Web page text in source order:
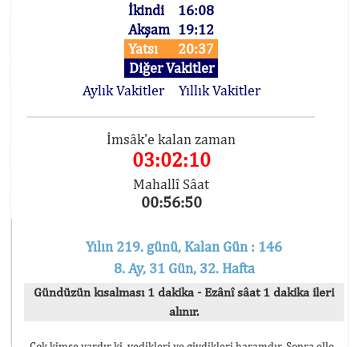
İkindi
16:08
Akşam 19:12
Yatsı
20:37
Diğer Vakitler
Aylık Vakitler
Yıllık Vakitler
İmsâk'e kalan zaman
03:02:10
Mahallî Sâat
00:56:50
Yılın 219. günü, Kalan Gün : 146
8. Ay, 31 Gün, 32. Hafta
Gündüzün kısalması 1 dakika - Ezânî sâat 1 dakika ileri
alınır.